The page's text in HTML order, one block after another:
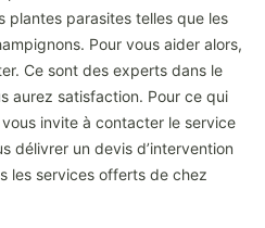
plantes parasites telles que les
Pour vous aider alors,
Ce sont des experts dans le
aurez satisfaction. Pour ce qui
invite à contacter le service
délivrer un devis d’intervention
les services offerts de chez